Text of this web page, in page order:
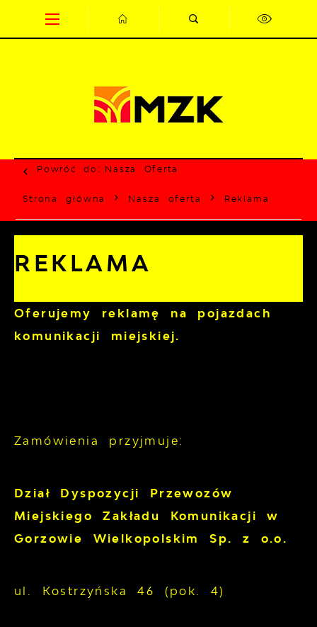
Przejdź do menu.
Przejdź do wyszukiwarki.
Przejdź do treści.
Przejdź do ustawień wielkości czcionki.
Wyłącz wersję kontrastową strony.
Powróć do: Nasza Oferta
Strona główna Nasza oferta Reklama
REKLAMA
Oferujemy reklamę na pojazdach
komunikacji miejskiej.
Zamówienia przyjmuje:
Dział Dyspozycji Przewozów
Miejskiego Zakładu Komunikacji w
Gorzowie Wielkopolskim Sp. z o.o.
ul. Kostrzyńska 46 (pok. 4)